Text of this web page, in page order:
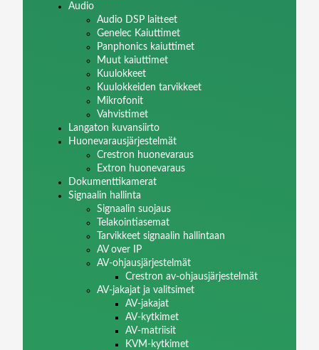
Audio
Audio DSP laitteet
Genelec Kaiuttimet
Panphonics kaiuttimet
Muut kaiuttimet
Kuulokkeet
Kuulokkeiden tarvikkeet
Mikrofonit
Vahvistimet
Langaton kuvansiirto
Huonevarausjärjestelmät
Crestron huonevaraus
Extron huonevaraus
Dokumenttikamerat
Signaalin hallinta
Signaalin suojaus
Telakointiasemat
Tarvikkeet signaalin hallintaan
AV over IP
AV-ohjausjärjestelmät
Crestron av-ohjausjärjestelmät
AV-jakajat ja valitsimet
AV-jakajat
AV-kytkimet
AV-matriisit
KVM-kytkimet